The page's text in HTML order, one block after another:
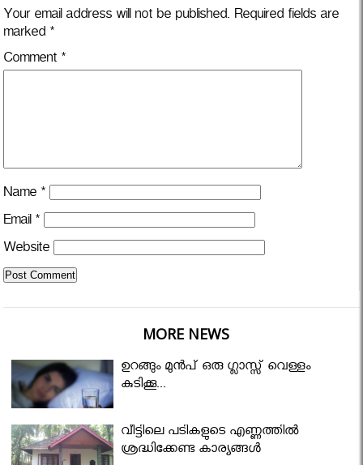
Your email address will not be published. Required fields are
marked *
Comment *
Name *
Email *
Website
MORE NEWS
ഉറങ്ങും മുന്‍പ് ഒരു ഗ്ലാസ്സ് വെള്ളം
കുടിക്കൂ...
വീട്ടിലെ പടികളുടെ എണ്ണത്തിൽ
ശ്രദ്ധിക്കേണ്ട കാര്യങ്ങൾ